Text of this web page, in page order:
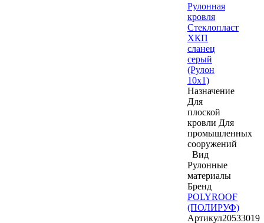
Рулонная
кровля
Стеклопласт
ХКП
сланец
серый
(Рулон
10х1)
Назначение
Для
плоской
кровли Для
промышленных
сооружений
Вид
Рулонные
материалы
Бренд
POLYROOF
(ПОЛИРУФ)
Артикул20533019